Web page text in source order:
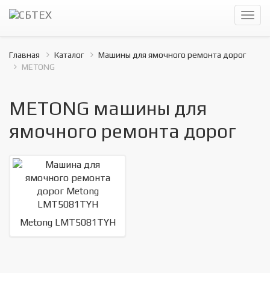
Главная Каталог
Машины для ямочного ремонта дорог
METONG
METONG машины для
ямочного ремонта дорог
Metong LMT5081TYH